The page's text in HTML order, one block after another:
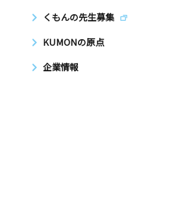
くもんの先生募集
KUMONの原点
企業情報